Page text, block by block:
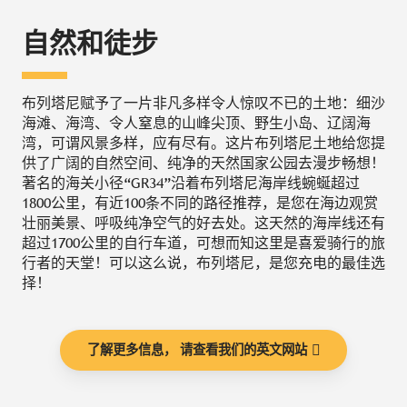
自然和徒步
布列塔尼赋予了一片非凡多样令人惊叹不已的土地：细沙
海滩、海湾、令人窒息的山峰尖顶、野生小岛、辽阔海
湾，可谓风景多样，应有尽有。这片布列塔尼土地给您提
供了广阔的自然空间、纯净的天然国家公园去漫步畅想！
著名的海关小径“GR34”沿着布列塔尼海岸线蜿蜒超过
1800公里，有近100条不同的路径推荐，是您在海边观赏
壮丽美景、呼吸纯净空气的好去处。这天然的海岸线还有
超过1700公里的自行车道，可想而知这里是喜爱骑行的旅
行者的天堂！可以这么说，布列塔尼，是您充电的最佳选
择！
了解更多信息， 请查看我们的英文网站